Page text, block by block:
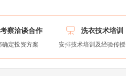
考察洽谈合作
确定投资方案
 洗衣技术培训
安排技术培训及经验传授